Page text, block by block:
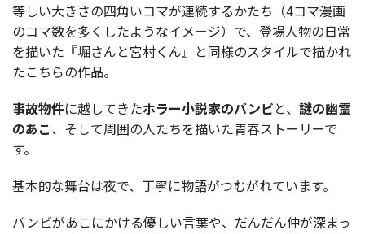
等しい大きさの四角いコマが連続するかたち（4コマ漫画
のコマ数を多くしたようなイメージ）で、登場人物の日常
を描いた『堀さんと宮村くん』と同様のスタイルで描かれ
たこちらの作品。
事故物件に越してきたホラー小説家のバンビと、 謎の幽霊
のあこ、そして周囲の人たちを描いた青春ストーリーで
す。
基本的な舞台は夜で、丁寧に物語がつむがれています。
バンビがあこにかける優しい言葉や、だんだん仲が深まっ